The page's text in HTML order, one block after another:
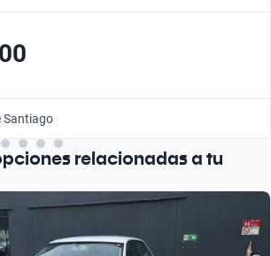
Santiago
relacionadas a tu